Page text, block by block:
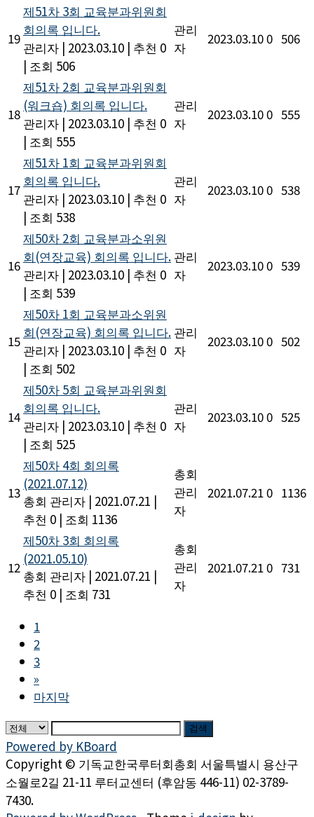
19
제51차 3회 교육분과위원회
회의록 입니다.
관리자 | 2023.03.10 | 추천 0
| 조회 506
관리
자
2023.03.100 506
18
제51차 2회 교육분과위원회
(워크숍) 회의록 입니다.
관리자 | 2023.03.10 | 추천 0
| 조회 555
관리
자
2023.03.100 555
17
제51차 1회 교육분과위원회
회의록 입니다.
관리자 | 2023.03.10 | 추천 0
| 조회 538
관리
자
2023.03.100 538
16
제50차 2회 교육분과소위원
회(연장교육) 회의록 입니다.
관리자 | 2023.03.10 | 추천 0
| 조회 539
관리
자
2023.03.100 539
15
제50차 1회 교육분과소위원
회(연장교육) 회의록 입니다.
관리자 | 2023.03.10 | 추천 0
| 조회 502
관리
자
2023.03.100 502
14
제50차 5회 교육분과위원회
회의록 입니다.
관리자 | 2023.03.10 | 추천 0
| 조회 525
관리
자
2023.03.100 525
13
제50차 4회 회의록
(2021.07.12)
총회 관리자 | 2021.07.21 |
추천 0 | 조회 1136
총회
관리
자
2021.07.210 1136
12
제50차 3회 회의록
(2021.05.10)
총회 관리자 | 2021.07.21 |
추천 0 | 조회 731
총회
관리
자
2021.07.210 731
1
2
3
»
마지막
검색
Powered by KBoard
Copyright © 기독교한국루터회총회 서울특별시 용산구
소월로2길 21-11 루터교센터 (후암동 446-11) 02-3789-
7430.